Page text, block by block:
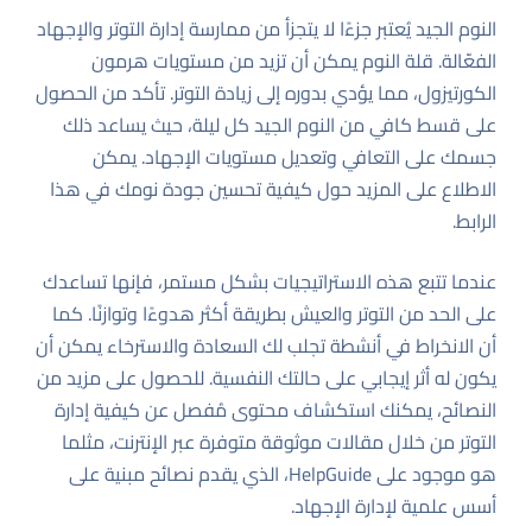
النوم الجيد يُعتبر جزءًا لا يتجزأ من ممارسة إدارة التوتر والإجهاد
الفعّالة. قلة النوم يمكن أن تزيد من مستويات هرمون
الكورتيزول، مما يؤدي بدوره إلى زيادة التوتر. تأكد من الحصول
على قسط كافي من النوم الجيد كل ليلة، حيث يساعد ذلك
جسمك على التعافي وتعديل مستويات الإجهاد. يمكن
الاطلاع على المزيد حول كيفية تحسين جودة نومك في هذا
الرابط.
عندما تتبع هذه الاستراتيجيات بشكل مستمر، فإنها تساعدك
على الحد من التوتر والعيش بطريقة أكثر هدوءًا وتوازنًا. كما
أن الانخراط في أنشطة تجلب لك السعادة والاسترخاء يمكن أن
يكون له أثر إيجابي على حالتك النفسية. للحصول على مزيد من
النصائح، يمكنك استكشاف محتوى مُفصل عن كيفية إدارة
التوتر من خلال مقالات موثوقة متوفرة عبر الإنترنت، مثلما
هو موجود علىHelpGuide، الذي يقدم نصائح مبنية على
أسس علمية لإدارة الإجهاد.